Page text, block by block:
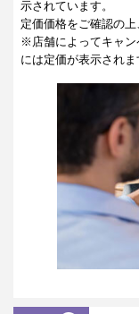
示されています。
定価価格をご確認の
※店舗によってキャン
には定価が表示されま